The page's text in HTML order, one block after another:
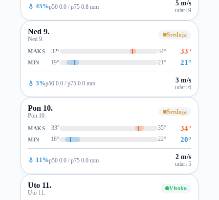
💧 45%p50 0.0 / p75 0.8 mm 5 m/s
udari 9
Ned 9.
Ned 9.
Srednja
MAKS 32° 34° 33°
MIN 19° 21° 21°
💧 3%p50 0.0 / p75 0.0 mm 3 m/s
udari 6
Pon 10.
Pon 10.
Srednja
MAKS 33° 35° 34°
MIN 18° 22° 20°
💧 11%p50 0.0 / p75 0.0 mm 2 m/s
udari 5
Uto 11.
Uto 11.
Visoka